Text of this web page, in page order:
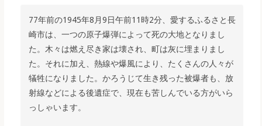
77年前の1945年8月9日午前11時2分、愛するふるさと長
崎市は、一つの原子爆弾によって死の大地となりまし
た。木々は燃え尽き家は壊され、町は灰に埋まりまし
た。それに加え、熱線や爆風により、たくさんの人々が
犠牲になりました。かろうじて生き残った被爆者も、放
射線などによる後遺症で、現在も苦しんでいる方がいら
っしゃいます。